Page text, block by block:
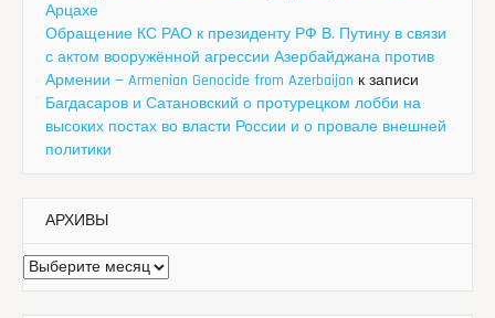
Арцахе
Обращение КС РАО к президенту РФ В. Путину в связи
с актом вооружённой агрессии Азербайджана против
Армении — Armenian Genocide from Azerbaijan к записи
Багдасаров и Сатановский о протурецком лобби на
высоких постах во власти России и о провале внешней
политики
АРХИВЫ
Архивы